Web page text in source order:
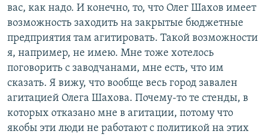
вас, как надо. И конечно, то, что Олег Шахов имеет
возможность заходить на закрытые бюджетные
предприятия там агитировать. Такой возможности
я, например, не имею. Мне тоже хотелось
поговорить с заводчанами, мне есть, что им
сказать. Я вижу, что вообще весь город завален
агитацией Олега Шахова. Почему-то те стенды, в
которых отказано мне в агитации, потому что
якобы эти люди не работают с политикой на этих